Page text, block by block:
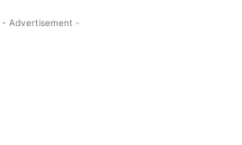
- Advertisement -